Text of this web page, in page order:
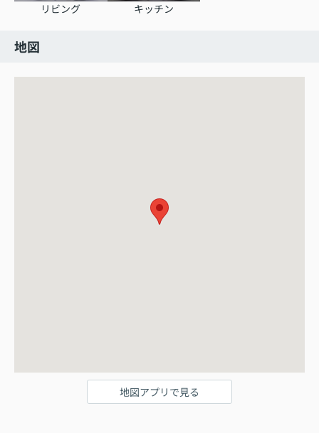
リビング キッチン
地図
地図アプリで見る